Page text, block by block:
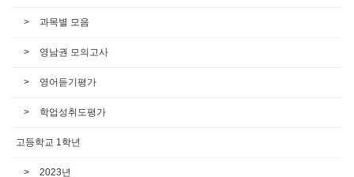
과목별 모음
영남권 모의고사
영어듣기평가
학업성취도평가
고등학교 1학년
2023년